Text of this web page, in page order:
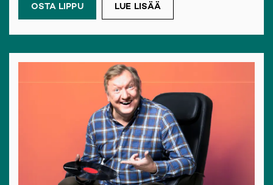
OSTA LIPPU(OPENS IN A NEW TAB)
LUE LISÄÄ